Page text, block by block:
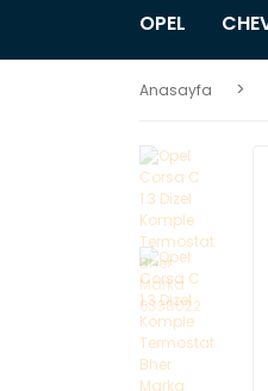
OPEL
Anasayfa